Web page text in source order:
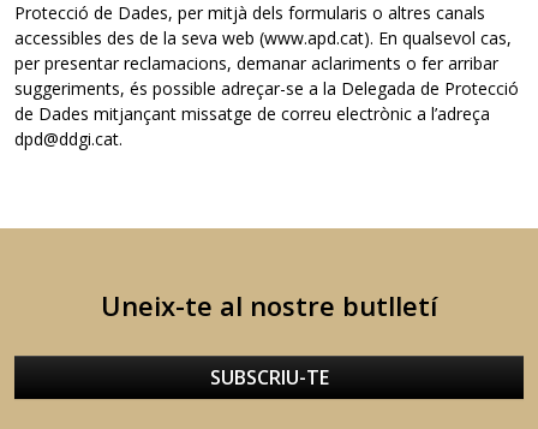
Protecció de Dades, per mitjà dels formularis o altres canals
accessibles des de la seva web (www.apd.cat). En qualsevol cas,
per presentar reclamacions, demanar aclariments o fer arribar
suggeriments, és possible adreçar-se a la Delegada de Protecció
de Dades mitjançant missatge de correu electrònic a l’adreça
dpd@ddgi.cat.
Uneix-te al nostre butlletí
SUBSCRIU-TE